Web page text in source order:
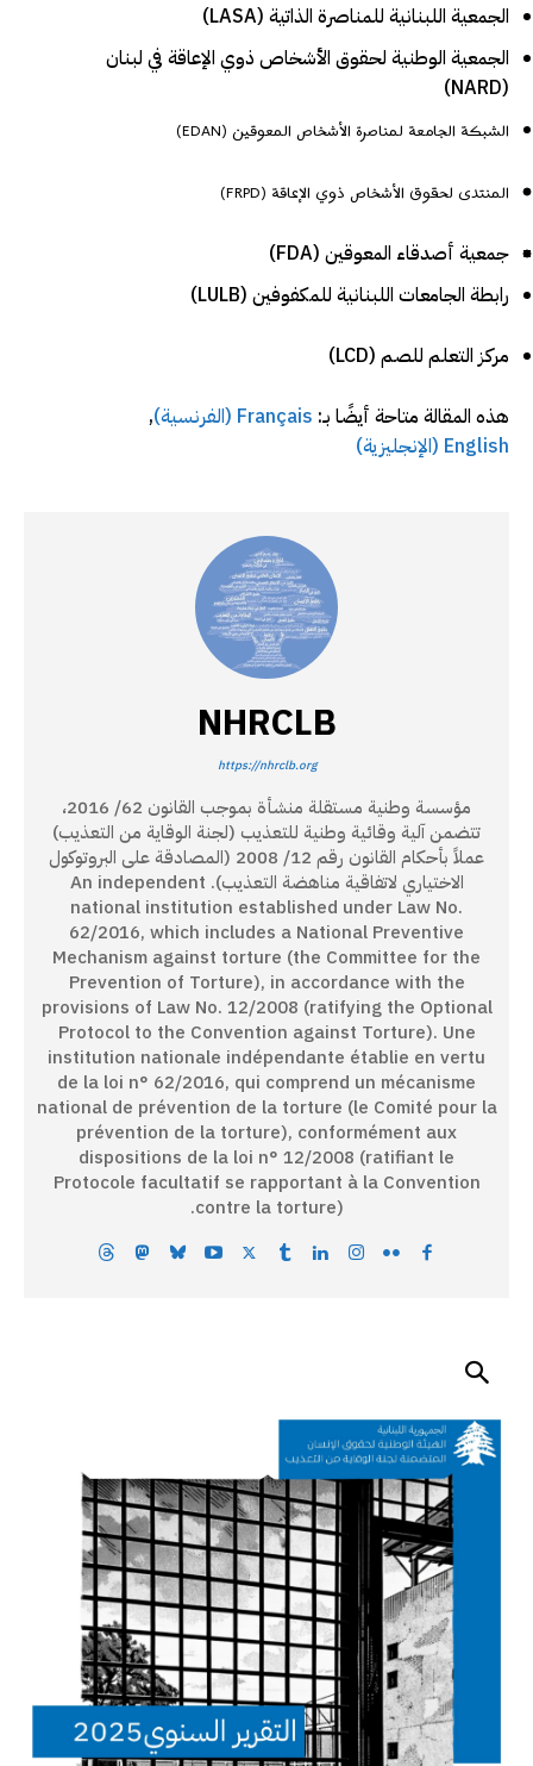
الجمعية اللبنانية للمناصرة الذاتية (LASA)
الجمعية الوطنية لحقوق الأشخاص ذوي الإعاقة في لبنان
(NARD)
الشبكة الجامعة لمناصرة الأشخاص المعوقين (EDAN)
المنتدى لحقوق الأشخاص ذوي الإعاقة (FRPD)
جمعية أصدقاء المعوقين (FDA)
رابطة الجامعات اللبنانية للمكفوفين (LULB)
مركز التعلم للصم (LCD)
هذه المقالة متاحة أيضًا بـ: Français
(الفرنسية)
English
(الإنجليزية)
NHRCLB
https://nhrclb.org
مؤسسة وطنية مستقلة منشأة بموجب القانون 62/ 2016،
تتضمن آلية وقائية وطنية للتعذيب (لجنة الوقاية من التعذيب)
عملاً بأحكام القانون رقم 12/ 2008 (المصادقة على البروتوكول
الاختياري لاتفاقية مناهضة التعذيب). An independent
national institution established under Law No.
62/2016, which includes a National Preventive
Mechanism against torture (the Committee for the
Prevention of Torture), in accordance with the
provisions of Law No. 12/2008 (ratifying the Optional
Protocol to the Convention against Torture). Une
institution nationale indépendante établie en vertu
de la loi n° 62/2016, qui comprend un mécanisme
national de prévention de la torture (le Comité pour la
prévention de la torture), conformément aux
dispositions de la loi n° 12/2008 (ratifiant le
Protocole facultatif se rapportant à la Convention
contre la torture).